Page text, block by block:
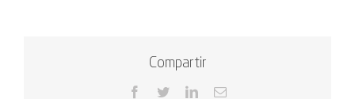
Compartir
Facebook
TwitterLinkedInCorreo